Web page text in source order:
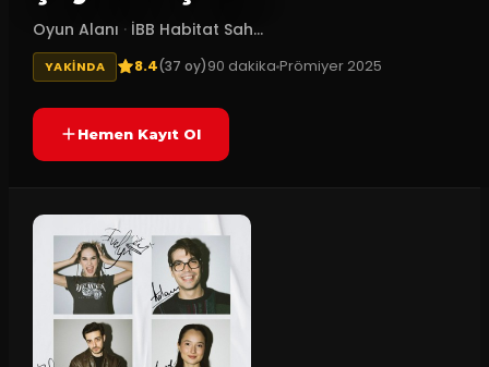
Oyun Alanı · İBB Habitat Sah...
YAKINDA 8.4(37 oy)90 dakikaPrömiyer 2025
Hemen Kayıt Ol